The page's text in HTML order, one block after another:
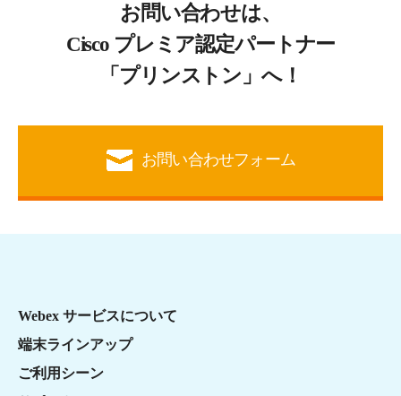
お問い合わせは、
Cisco プレミア認定パートナー
「プリンストン」へ！
お問い合わせフォーム
Webex サービスについて
端末ラインアップ
ご利用シーン